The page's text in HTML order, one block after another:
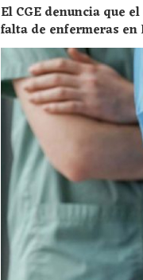
El CGE denuncia que
falta de enfermeras en
toda la población